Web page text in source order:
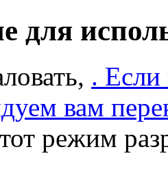
для
. Если
вам
режим